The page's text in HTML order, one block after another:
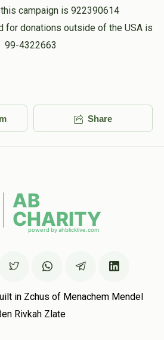
campaign is 922390614
for donations outside of the USA is
99-4322663
Share
in Zchus of Menachem Mendel
Rivkah Zlate